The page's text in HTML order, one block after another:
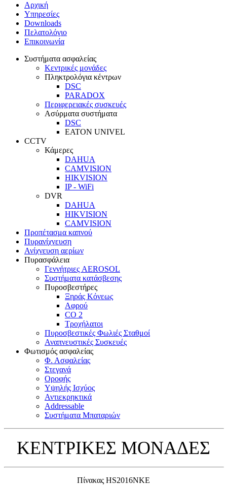
Αρχική
Υπηρεσίες
Downloads
Πελατολόγιο
Επικοινωνία
Συστήματα ασφαλείας
Κεντρικές μονάδες
Πληκτρολόγια κέντρων
DSC
PARADOX
Περιφερειακές συσκευές
Ασύρματα συστήματα
DSC
EATON UNIVEL
CCTV
Κάμερες
DAHUA
CAMVISION
HIKVISION
IP - WiFi
DVR
DAHUA
HIKVISION
CAMVISION
Προπέτασμα καπνού
Πυρανίχνευση
Ανίχνευση αερίων
Πυρασφάλεια
Γεννήτριες AEROSOL
Συστήματα κατάσβεσης
Πυροσβεστήρες
Ξηράς Κόνεως
Αφρού
CO 2
Τροχήλατοι
Πυροσβεστικές Φωλιές Σταθμοί
Αναπνευστικές Συσκευές
Φωτισμός ασφαλείας
Φ. Ασφαλείας
Στεγανά
Οροφής
Υψηλής Ισχύος
Αντιεκρηκτικά
Addressable
Συστήματα Μπαταριών
ΚΕΝΤΡΙΚΕΣ ΜΟΝΑΔΕΣ
Πίνακας HS2016NKE